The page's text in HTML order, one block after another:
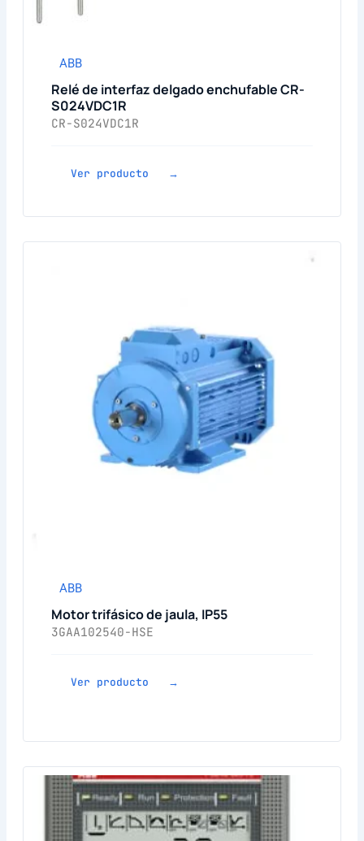
ABB
Relé de interfaz delgado enchufable CR-
S024VDC1R
CR-S024VDC1R
Ver producto →
ABB
Motor trifásico de jaula, IP55
3GAA102540-HSE
Ver producto →